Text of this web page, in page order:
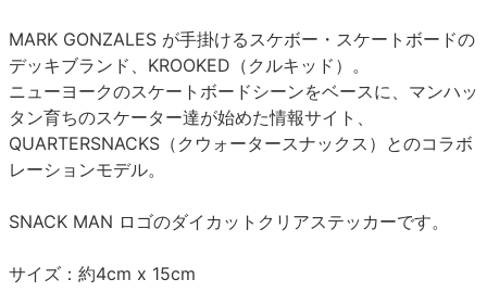
MARK GONZALES が手掛けるスケボー・スケートボードの
デッキブランド、KROOKED（クルキッド）。
ニューヨークのスケートボードシーンをベースに、マンハッ
タン育ちのスケーター達が始めた情報サイト、
QUARTERSNACKS（クウォータースナックス）とのコラボ
レーションモデル。
SNACK MAN ロゴのダイカットクリアステッカーです。
サイズ：約4cm x 15cm